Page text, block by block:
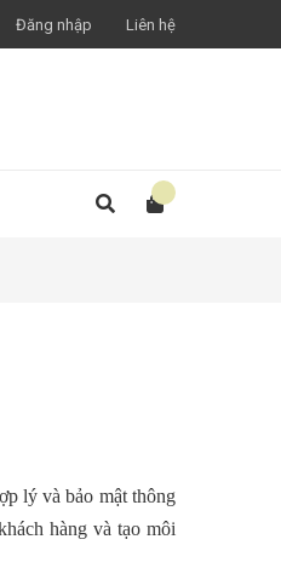
Đăng nhập Liên hệ
lý và bảo mật thông
hàng và tạo môi